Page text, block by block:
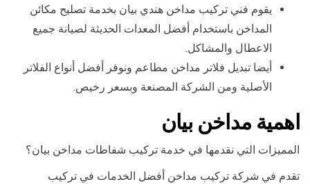
يقوم فني تركيب مداخن هندي بيان بخدمة تصليح مكائن
المداخن باستخدام أفضل المعدات الحديثة لصيانة جميع
الاعطال والمشاكل.
أيضا تبديل فلاتر مداخن مطاعم ونوفر أفضل أنواع الفلاتر
الأصلية ومن الشركة المصنعة وبسعر رخيص.
اهمية مداخن بيان
المميزات التي نقدمها في خدمة تركيب شفاطات مداخن بيان؟
تقدم في شركة تركيب مداخن أفضل الخدمات في تركيب